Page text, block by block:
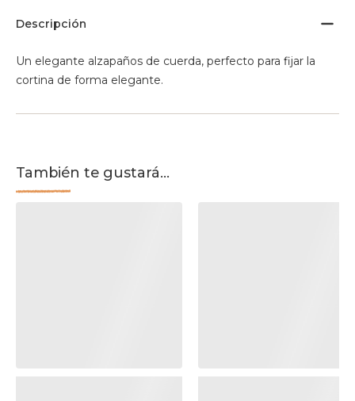
Descripción
Un elegante alzapaños de cuerda, perfecto para fijar la
cortina de forma elegante.
También te gustará...